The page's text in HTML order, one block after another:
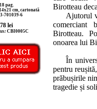
pag.
cm, cartonată
701039-6
lei
CBI0005C
Birotteau
Ajutorul
comerciant
Birotteau.
onoarea lui
În
pentru
prăbușirile
tragedie și